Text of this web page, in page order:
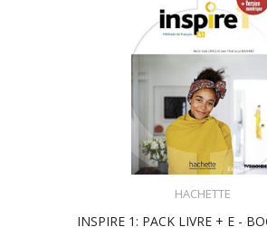
HACHETTE
INSPIRE 1: PACK LIVRE + E -